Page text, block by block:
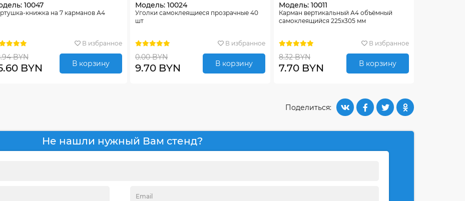
10047
книжка на 7 карманов А4
В избранное
BYN
BYN В корзину
Модель: 10024
Уголки самоклеящиеся прозрачные 40
шт
В избранное
0.00 BYN
9.70 BYN В корзину
Модель: 10011
Карман вертикальный А4 объёмный
самоклеящийся 225х305 мм
В избранное
8.32 BYN
7.70 BYN В корзину
Поделиться:
Не нашли нужный Вам стенд?